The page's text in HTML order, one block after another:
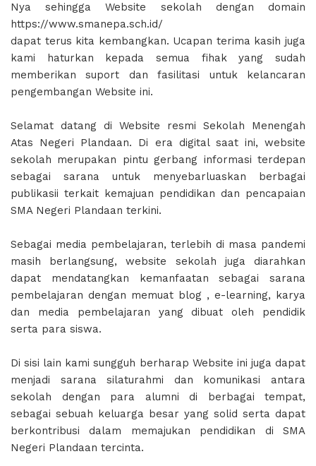
Nya sehingga Website sekolah dengan domain
https://www.smanepa.sch.id/
dapat terus kita kembangkan. Ucapan terima kasih juga
kami haturkan kepada semua fihak yang sudah
memberikan suport dan fasilitasi untuk kelancaran
pengembangan Website ini.
Selamat datang di Website resmi Sekolah Menengah
Atas Negeri Plandaan. Di era digital saat ini, website
sekolah merupakan pintu gerbang informasi terdepan
sebagai sarana untuk menyebarluaskan berbagai
publikasii terkait kemajuan pendidikan dan pencapaian
SMA Negeri Plandaan terkini.
Sebagai media pembelajaran, terlebih di masa pandemi
masih berlangsung, website sekolah juga diarahkan
dapat mendatangkan kemanfaatan sebagai sarana
pembelajaran dengan memuat blog , e-learning, karya
dan media pembelajaran yang dibuat oleh pendidik
serta para siswa.
Di sisi lain kami sungguh berharap Website ini juga dapat
menjadi sarana silaturahmi dan komunikasi antara
sekolah dengan para alumni di berbagai tempat,
sebagai sebuah keluarga besar yang solid serta dapat
berkontribusi dalam memajukan pendidikan di SMA
Negeri Plandaan tercinta.